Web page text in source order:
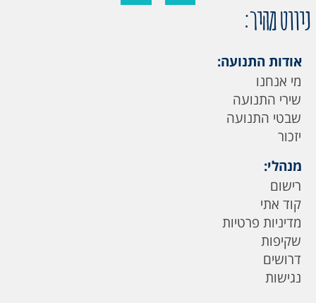
ניווט מהיר:
אודות התנועה:
מי אנחנו
שירי התנועה
שבטי התנועה
יזכור
מנהלי:
רישום
קוד אתי
מדיניות פרטיות
שקיפות
דרושים
נגישות